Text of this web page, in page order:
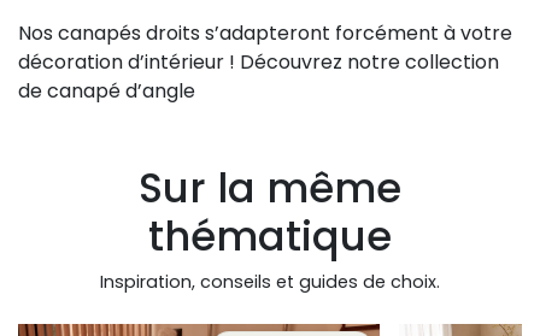
Nos canapés droits s’adapteront forcément à votre
décoration d’intérieur ! Découvrez notre collection
de canapé d’angle
Sur la même
thématique
Inspiration, conseils et guides de choix.